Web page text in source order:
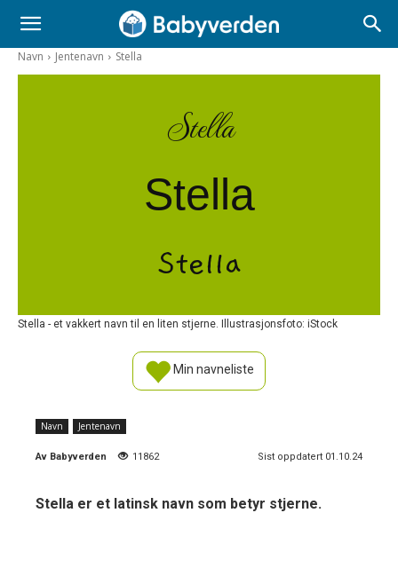
Navn Jentenavn Stella
Stella
Stella
Stella
Stella - et vakkert navn til en liten stjerne. Illustrasjonsfoto: iStock
Min navneliste
Navn Jentenavn
Av Babyverden 11862 Sist oppdatert 01.10.24
Stella er et latinsk navn som betyr stjerne.